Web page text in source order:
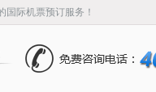
国际机票预订服务！